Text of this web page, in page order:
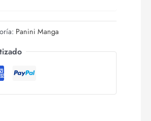
Panini Manga